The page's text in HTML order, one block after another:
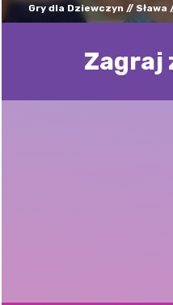
Gry dla Dziewczyn Sława
Zagraj